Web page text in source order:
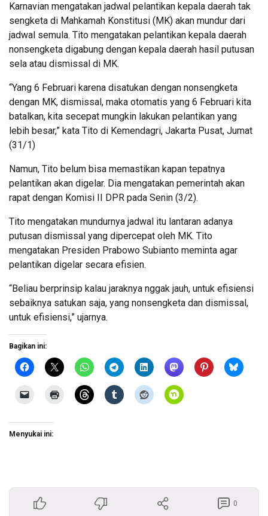
Karnavian mengatakan jadwal pelantikan kepala daerah tak
sengketa di Mahkamah Konstitusi (MK) akan mundur dari
jadwal semula. Tito mengatakan pelantikan kepala daerah
nonsengketa digabung dengan kepala daerah hasil putusan
sela atau dismissal di MK.
“Yang 6 Februari karena disatukan dengan nonsengketa
dengan MK, dismissal, maka otomatis yang 6 Februari kita
batalkan, kita secepat mungkin lakukan pelantikan yang
lebih besar,” kata Tito di Kemendagri, Jakarta Pusat, Jumat
(31/1)
Namun, Tito belum bisa memastikan kapan tepatnya
pelantikan akan digelar. Dia mengatakan pemerintah akan
rapat dengan Komisi II DPR pada Senin (3/2).
Tito mengatakan mundurnya jadwal itu lantaran adanya
putusan dismissal yang dipercepat oleh MK. Tito
mengatakan Presiden Prabowo Subianto meminta agar
pelantikan digelar secara efisien.
“Beliau berprinsip kalau jaraknya nggak jauh, untuk efisiensi
sebaiknya satukan saja, yang nonsengketa dan dismissal,
untuk efisiensi,” ujarnya.
Bagikan ini:
Menyukai ini:
0